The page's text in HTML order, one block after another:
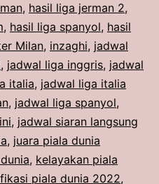
, hasil liga jerman 2,
, hasil liga spanyol, hasil
Milan, inzaghi, jadwal
, jadwal liga inggris, jadwal
italia, jadwal liga italia
, jadwal liga spanyol,
, jadwal siaran langsung
, juara piala dunia
, kelayakan piala
piala dunia 2022,